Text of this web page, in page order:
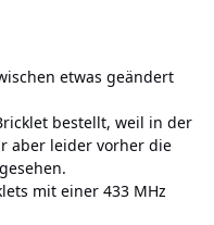
etwas geändert
bestellt, weil in der
aber leider vorher die
mit einer 433 MHz